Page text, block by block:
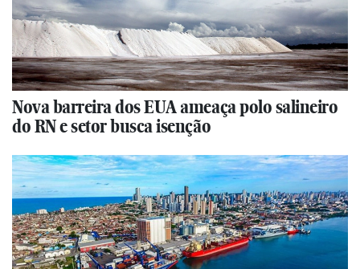
Nova barreira dos EUA ameaça polo salineiro
do RN e setor busca isenção